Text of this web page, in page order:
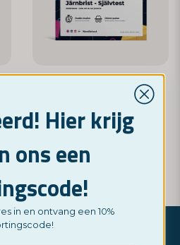
IJzertekst
17,95 €
Hier krijg
ons een
in en ontvang een 10%